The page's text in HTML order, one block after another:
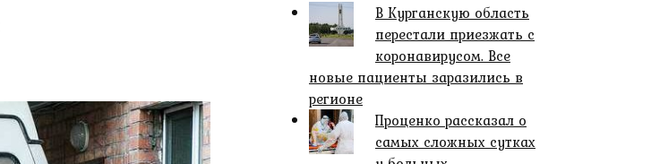
В Курганскую область
перестали приезжать с
коронавирусом. Все
новые пациенты заразились в
регионе
Проценко рассказал о
самых сложных сутках